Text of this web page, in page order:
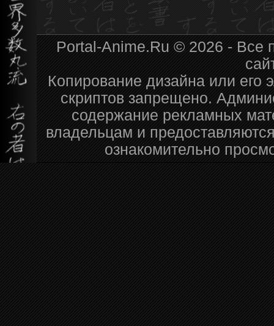
Portal-Anime.Ru © 2026 - Все
Копирование дизайна или его
скриптов запрещено.
содержание рекламных
владельцам и
ознакомительно